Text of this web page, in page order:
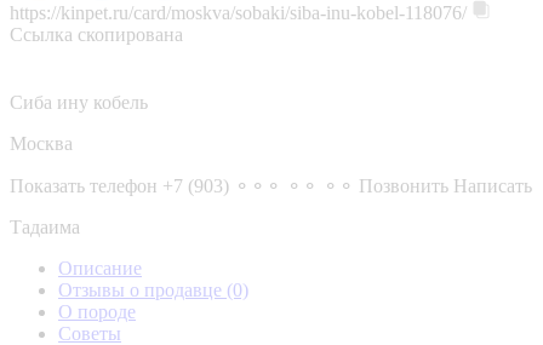
https://kinpet.ru/card/moskva/sobaki/siba-inu-kobel-118076/
Ссылка скопирована
Сиба ину кобель
Москва
Показать телефон +7 (903) ⚬⚬⚬ ⚬⚬ ⚬⚬ Позвонить Написать
Тадаима
Описание
Отзывы о продавце (0)
О породе
Советы